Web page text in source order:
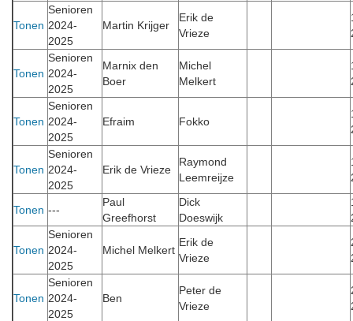
Tonen
Senioren
2024-
2025
Martin Krijger
Erik de
Vrieze
Tonen
Senioren
2024-
2025
Marnix den
Boer
Michel
Melkert
Tonen
Senioren
2024-
2025
Efraim Fokko
Tonen
Senioren
2024-
2025
Erik de Vrieze
Raymond
Leemreijze
Tonen ---
Paul
Greefhorst
Dick
Doeswijk
Tonen
Senioren
2024-
2025
Michel Melkert
Erik de
Vrieze
Tonen
Senioren
2024-
2025
Ben
Peter de
Vrieze